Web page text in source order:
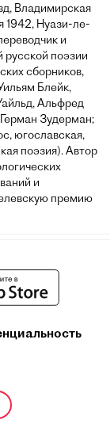
Владимирская
1942, Нуази-ле-
и
русской поэзии
сборников,
Блейк,
Альфред
Зудерман;
югославская,
поэзия). Автор
и
премию